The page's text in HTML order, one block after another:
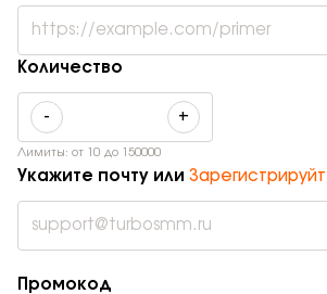
Количество
- +
Лимиты: от 10 до 150000
Укажите почту или
Промокод